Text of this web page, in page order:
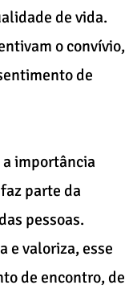
de vida.
o convívio,
de
importância
parte da
pessoas.
e valoriza, esse
de encontro, de